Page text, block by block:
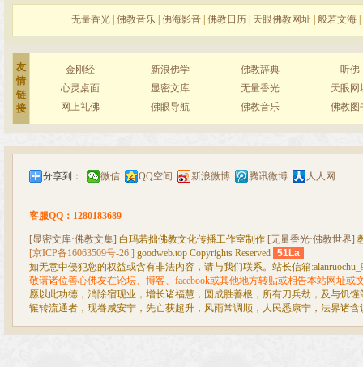
无量香光 佛教音乐 佛海影音 佛教日历 天眼佛教网址 般若文海
友
情
链
接
金刚经 新浪佛学 佛教辞典
听佛
心灵桌面
显密文库 无量香光
天眼网
网上礼佛
佛眼导航 佛教音乐 佛教图
分享到： 微信 QQ空间 新浪微博 腾讯微博 人人网
客服QQ：1280183689
[显密文库·佛教文集] 白玛若拙佛教文化传播工作室制作 [无量香光·佛教世界]
[京ICP备16063509号-26 ] goodweb.top Copyrights Reserved 51La
如无意中侵犯您的权益或含有非法内容，请与我们联系。站长信箱
敬请诸位善心佛友在论坛、博客、facebook或其他地方转贴或相告本站网址或
愿以此功德，消除宿现业，增长诸福慧，圆成胜善根，所有刀兵劫，及与饥
辗转流通者，现眷咸安宁，先亡获超升，风雨常调顺，人民悉康宁，法界诸含